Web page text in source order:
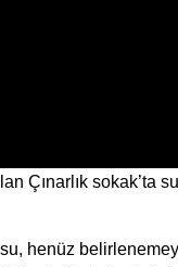
Çınarlık sokak’ta
henüz